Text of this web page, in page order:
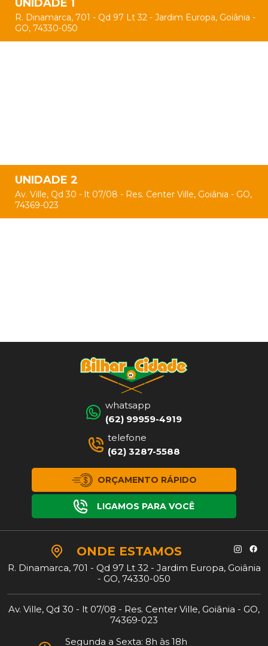
UNIDADE 1
R. Dinamarca, 701 - Qd 97 Lt 32 - Jardim Europa, Goiânia -
GO, 74330-050
UNIDADE 2
Av. Ville, Qd 30 - lt 07/08 - Res. Center Ville, Goiânia - GO,
74369-023
whatsapp
(62) 99959-4919
telefone
(62) 3287-5588
ORÇAMENTO RÁPIDO
LIGAMOS PARA VOCÊ
ONDE ESTAMOS
R. Dinamarca, 701 - Qd 97 Lt 32 - Jardim Europa, Goiânia
- GO, 74330-050
Av. Ville, Qd 30 - lt 07/08 - Res. Center Ville, Goiânia - GO,
74369-023
Segunda a Sexta: 8h às 18h